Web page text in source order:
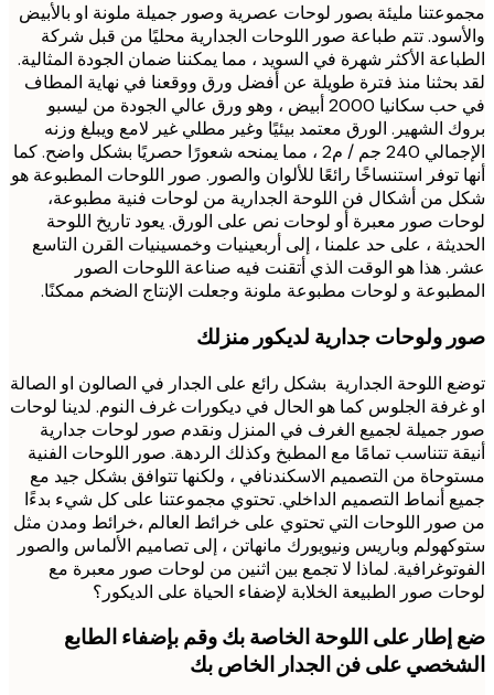
مليئة بصور لوحات عصرية وصور جميلة ملونة او بالأبيض
تتم طباعة صور اللوحات الجدارية محليًا من قبل شركة
الأكثر شهرة في السويد ، مما يمكننا ضمان الجودة المثالية.
منذ فترة طويلة عن أفضل ورق ووقعنا في نهاية المطاف
في حب سكانيا 2000 أبيض ، وهو ورق عالي الجودة من ليسبو
الشهير. الورق معتمد بيئيًا وغير مطلي غير لامع ويبلغ وزنه
الإجمالي 240 جم / م2 ، مما يمنحه شعورًا حصريًا بشكل واضح. كما
توفر استنساخًا رائعًا للألوان والصور. صور اللوحات المطبوعة هو
من أشكال فن اللوحة الجدارية من لوحات فنية مطبوعة،
صور معبرة أو لوحات نص على الورق. يعود تاريخ اللوحة
، على حد علمنا ، إلى أربعينيات وخمسينيات القرن التاسع
هذا هو الوقت الذي أتقنت فيه صناعة اللوحات الصور
و لوحات مطبوعة ملونة وجعلت الإنتاج الضخم ممكنًا.
ولوحات جدارية لديكور منزلك
اللوحة الجدارية بشكل رائع على الجدار في الصالون او الصالة
الجلوس كما هو الحال في ديكورات غرف النوم. لدينا لوحات
جميلة لجميع الغرف في المنزل ونقدم صور لوحات جدارية
تتناسب تمامًا مع المطبخ وكذلك الردهة. صور اللوحات الفنية
من التصميم الاسكندنافي ، ولكنها تتوافق بشكل جيد مع
أنماط التصميم الداخلي. تحتوي مجموعتنا على كل شيء بدءًا
اللوحات التي تحتوي على خرائط العالم ،خرائط ومدن مثل
وباريس ونيويورك مانهاتن ، إلى تصاميم الألماس والصور
لماذا لا تجمع بين اثنين من لوحات صور معبرة مع
صور الطبيعة الخلابة لإضفاء الحياة على الديكور؟
على اللوحة الخاصة بك وقم بإضفاء الطابع
على فن الجدار الخاص بك